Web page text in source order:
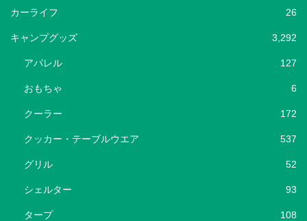
カーライフ 26
キャンプグッズ 3,292
アパレル 127
おもちゃ 6
クーラー 172
クッカー・テーブルウエア 537
グリル 52
シェルター 93
タープ 108